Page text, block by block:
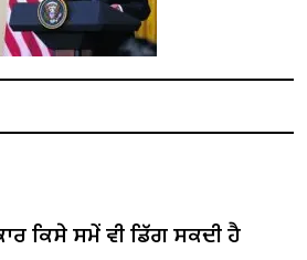
ਕਿਸੇ ਸਮੇਂ ਵੀ ਡਿੱਗ ਸਕਦੀ ਹੈ